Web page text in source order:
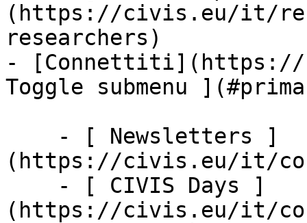
(https://civis.eu/it/
researchers)
-
Toggle submenu
(https://civis.eu/it/
(https://civis.eu/it/